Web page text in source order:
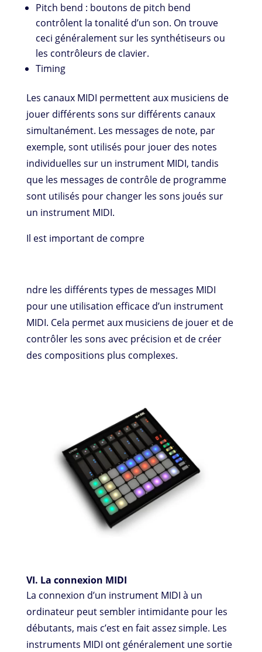
Pitch bend : boutons de pitch bend
contrôlent la tonalité d’un son. On trouve
ceci généralement sur les synthétiseurs ou
les contrôleurs de clavier.
Timing
Les canaux MIDI permettent aux musiciens de
jouer différents sons sur différents canaux
simultanément. Les messages de note, par
exemple, sont utilisés pour jouer des notes
individuelles sur un instrument MIDI, tandis
que les messages de contrôle de programme
sont utilisés pour changer les sons joués sur
un instrument MIDI.
Il est important de compre
ndre les différents types de messages MIDI
pour une utilisation efficace d’un instrument
MIDI. Cela permet aux musiciens de jouer et de
contrôler les sons avec précision et de créer
des compositions plus complexes.
VI. La connexion MIDI
La connexion d’un instrument MIDI à un
ordinateur peut sembler intimidante pour les
débutants, mais c’est en fait assez simple. Les
instruments MIDI ont généralement une sortie